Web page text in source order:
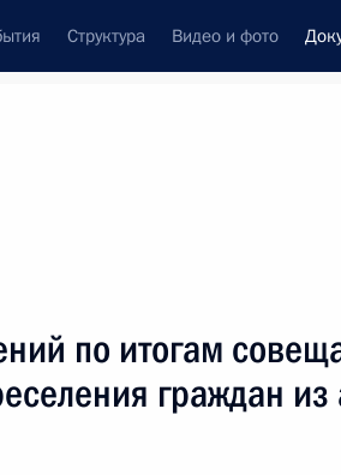
Структура Видео и фото
по итогам
граждан из